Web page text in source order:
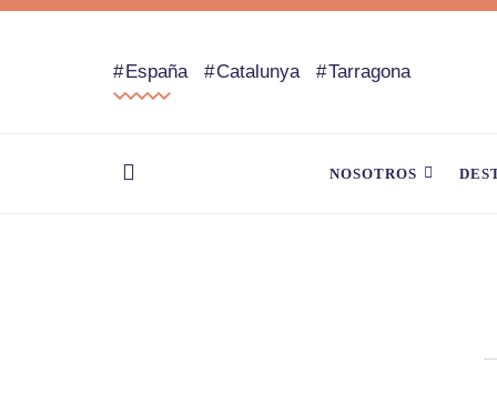
España Catalunya Tarragona
NOSOTROS